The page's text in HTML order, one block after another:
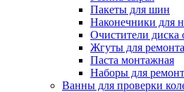
Пакеты для шин
Наконечники для
Очистители диска
Жгуты для
Паста монтажная
Наборы для
Ванны для проверки